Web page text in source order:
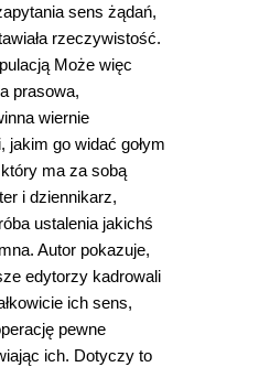
sens żądań,
rzeczywistość.
Może więc
prasowa,
wiernie
go widać gołym
ma za sobą
i dziennikarz,
ustalenia jakichś
Autor pokazuje,
edytorzy kadrowali
ich sens,
pewne
ich. Dotyczy to